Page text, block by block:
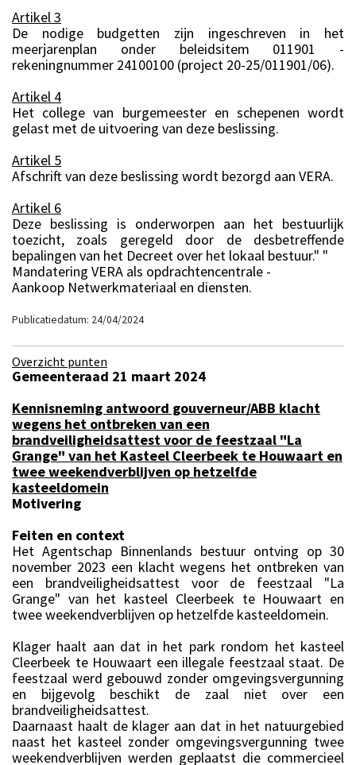
Artikel 3
De nodige budgetten zijn ingeschreven in het
meerjarenplan onder beleidsitem 011901 -
rekeningnummer 24100100 (project 20-25/011901/06).
Artikel 4
Het college van burgemeester en schepenen wordt
gelast met de uitvoering van deze beslissing.
Artikel 5
Afschrift van deze beslissing wordt bezorgd aan VERA.
Artikel 6
Deze beslissing is onderworpen aan het bestuurlijk
toezicht, zoals geregeld door de desbetreffende
bepalingen van het Decreet over het lokaal bestuur." "
Mandatering VERA als opdrachtencentrale -
Aankoop Netwerkmateriaal en diensten.
Publicatiedatum: 24/04/2024
Overzicht punten
Gemeenteraad 21 maart 2024
Kennisneming antwoord gouverneur/ABB klacht
wegens het ontbreken van een
brandveiligheidsattest voor de feestzaal "La
Grange" van het Kasteel Cleerbeek te Houwaart en
twee weekendverblijven op hetzelfde
kasteeldomein
Motivering
Feiten en context
Het Agentschap Binnenlands bestuur ontving op 30
november 2023 een klacht wegens het ontbreken van
een brandveiligheidsattest voor de feestzaal "La
Grange" van het kasteel Cleerbeek te Houwaart en
twee weekendverblijven op hetzelfde kasteeldomein.
Klager haalt aan dat in het park rondom het kasteel
Cleerbeek te Houwaart een illegale feestzaal staat. De
feestzaal werd gebouwd zonder omgevingsvergunning
en bijgevolg beschikt de zaal niet over een
brandveiligheidsattest.
Daarnaast haalt de klager aan dat in het natuurgebied
naast het kasteel zonder omgevingsvergunning twee
weekendverblijven werden geplaatst die commercieel